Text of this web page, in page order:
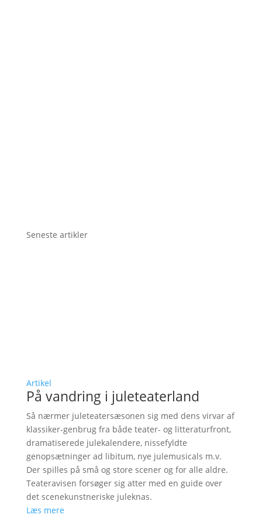
Seneste artikler
Artikel
På vandring i juleteaterland
Så nærmer juleteatersæsonen sig med dens virvar af
klassiker-genbrug fra både teater- og litteraturfront,
dramatiserede julekalendere, nissefyldte
genopsætninger ad libitum, nye julemusicals m.v.
Der spilles på små og store scener og for alle aldre.
Teateravisen forsøger sig atter med en guide over
det scenekunstneriske juleknas.
Læs mere